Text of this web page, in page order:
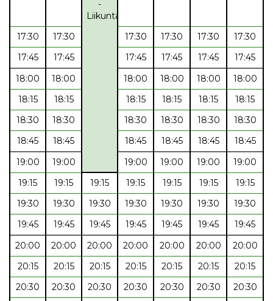
-
Liikuntaryhmä
17:30 17:30 17:30 17:30 17:30
17:30
17:45
17:45 17:45 17:45 17:45
17:45
18:00
18:00 18:00 18:00 18:00
18:00
18:15
18:15 18:15 18:15 18:15
18:15
18:30
18:30 18:30 18:30 18:30
18:30
18:45
18:45 18:45 18:45 18:45
18:45
19:00
19:00 19:00 19:00 19:00
19:00
19:15
19:15 19:15 19:15 19:15 19:15
19:15
19:30
19:30 19:30 19:30 19:30 19:30
19:30
19:45
19:45 19:45 19:45 19:45 19:45
19:45
20:00
20:00 20:00 20:00 20:00 20:00
20:00
20:15
20:15 20:15 20:15 20:15 20:15
20:15
20:30
20:30 20:30 20:30 20:30 20:30
20:30